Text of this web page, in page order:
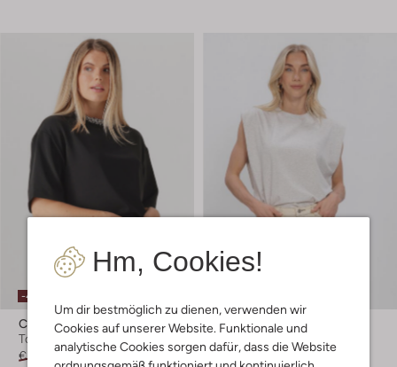
Hm, Cookies!
Um dir bestmöglich zu dienen, verwenden wir
Cookies auf unserer Website. Funktionale und
analytische Cookies sorgen dafür, dass die Website
-40%
Catwalk Junkie
Top
€ 89,99 € 53,99
Catwalk Junkie
Top
€ 39,99